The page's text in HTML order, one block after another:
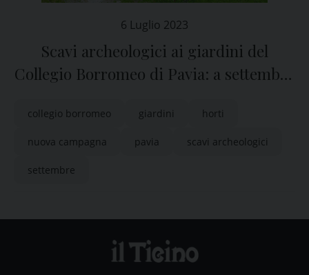
6 Luglio 2023
Scavi archeologici ai giardini del
Collegio Borromeo di Pavia: a settembre
collegio borromeo giardini horti
nuova campagna pavia scavi archeologici
settembre